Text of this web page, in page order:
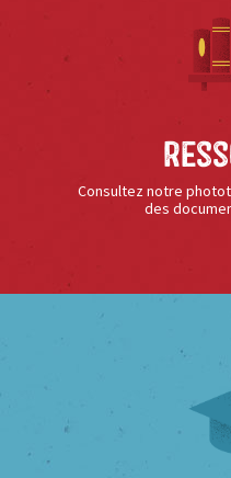
Consultez notre
des